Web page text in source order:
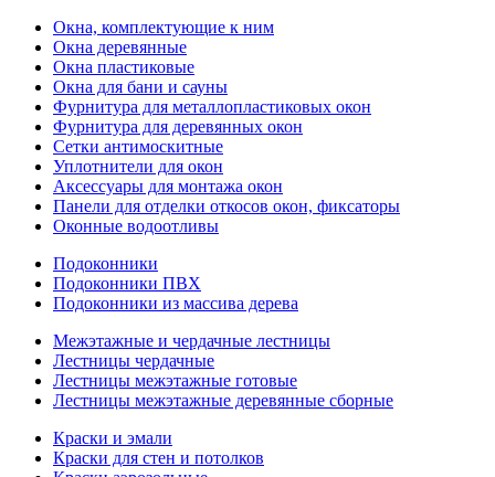
Окна, комплектующие к ним
Окна деревянные
Окна пластиковые
Окна для бани и сауны
Фурнитура для металлопластиковых окон
Фурнитура для деревянных окон
Сетки антимоскитные
Уплотнители для окон
Аксессуары для монтажа окон
Панели для отделки откосов окон, фиксаторы
Оконные водоотливы
Подоконники
Подоконники ПВХ
Подоконники из массива дерева
Межэтажные и чердачные лестницы
Лестницы чердачные
Лестницы межэтажные готовые
Лестницы межэтажные деревянные сборные
Краски и эмали
Краски для стен и потолков